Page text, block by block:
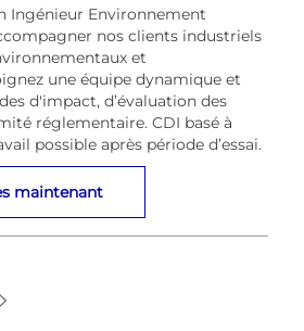
e
l
’
e
m
p
l
o
i
Ingénieur Environnement
nos clients industriels
et
une équipe dynamique et
d'impact, d’évaluation des
réglementaire. CDI basé à
possible après période d’essai.
Environnement Expérimenté (F-H-
maintenantIngénieur Environnement